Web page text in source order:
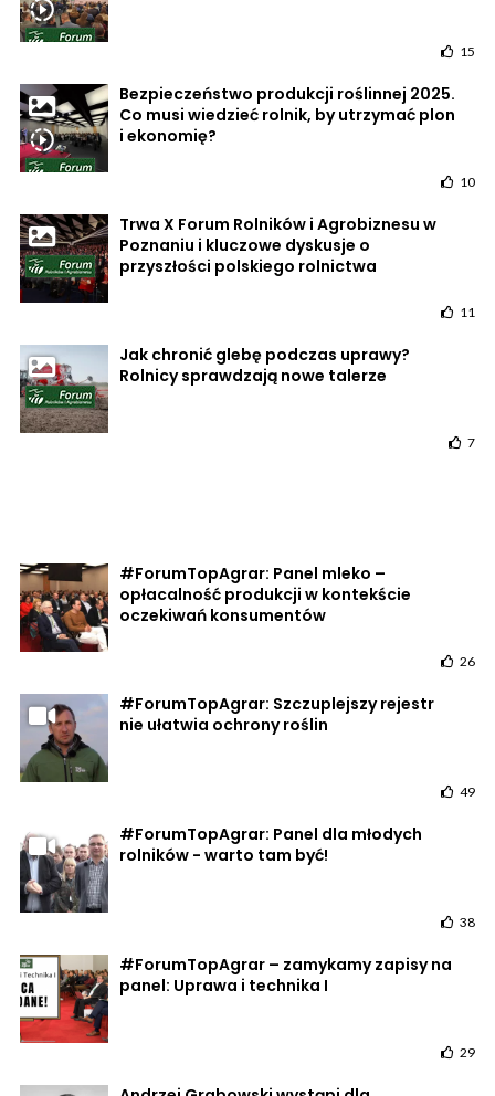
15
Bezpieczeństwo produkcji roślinnej 2025.
Co musi wiedzieć rolnik, by utrzymać plon
i ekonomię?
10
Trwa X Forum Rolników i Agrobiznesu w
Poznaniu i kluczowe dyskusje o
przyszłości polskiego rolnictwa
11
Jak chronić glebę podczas uprawy?
Rolnicy sprawdzają nowe talerze
7
#ForumTopAgrar: Panel mleko –
opłacalność produkcji w kontekście
oczekiwań konsumentów
26
#ForumTopAgrar: Szczuplejszy rejestr
nie ułatwia ochrony roślin
49
#ForumTopAgrar: Panel dla młodych
rolników - warto tam być!
38
#ForumTopAgrar – zamykamy zapisy na
panel: Uprawa i technika I
29